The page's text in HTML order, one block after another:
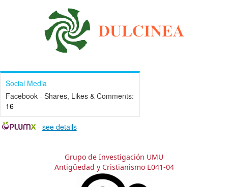
Social Media
Facebook - Shares, Likes & Comments:
16
- see details
Grupo de Investigación UMU
Antigüedad y Cristianismo E041-04